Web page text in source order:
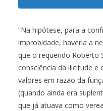
“Na hipótese, para a
improbidade, haveria a
que o requerido Roberto
consciência da ilicitude e
valores em razão da
(quando ainda era
que já atuava como